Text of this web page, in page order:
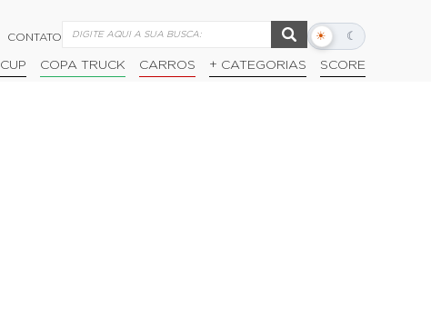
CONTATO ☀ ☾
Alternar
escuro
COPA TRUCK CARROS + CATEGORIAS SCORE